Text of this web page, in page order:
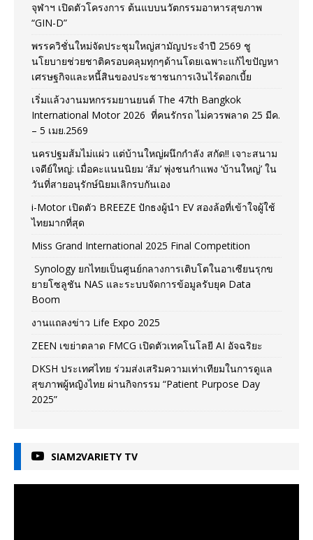
จุฬาฯ เปิดตัวโครงการ ต้นแบบนวัตกรรมอาหารสุขภาพ
“GIN-D”
พรรควิชั่นใหม่จัดประชุมใหญ่สามัญประจำปี 2569 ชู
นโยบายช่วยชาติครอบคลุมทุกๆด้านโดยเฉพาะแก้ไขปัญหา
เศรษฐกิจและหนี้สินของประชาชนการเงินไร้ดอกเบี้ย
เริ่มแล้วงานมหกรรมยานยนต์ The 47th Bangkok
International Motor 2026 ที่คนรักรถ ไม่ควรพลาด 25 มีค.
– 5 เมย.2569
นครปฐมส้มไม่แผ่ว แต่บ้านใหญ่ผนึกกำลัง สกัด!! เจาะสนาม
เจดีย์ใหญ่: เมื่อคะแนนนิยม ‘ส้ม’ พุ่งชนกำแพง ‘บ้านใหญ่’ ใน
วันที่สายอนุรักษ์นิยมเลิกรบกันเอง
i-Motor เปิดตัว BREEZE ปักธงผู้นำ EV สองล้อที่เข้าใจผู้ใช้
ไทยมากที่สุด
Miss Grand International 2025 Final Competition
Synology ยกไทยเป็นศูนย์กลางการเติบโตในอาเซียนรุกข
ยายโซลูชัน NAS และระบบจัดการข้อมูลรับยุค Data
Boom
งานแถลงข่าว Life Expo 2025
ZEEN เขย่าตลาด FMCG เปิดตัวเทคโนโลยี AI อัจฉริยะ
DKSH ประเทศไทย ร่วมส่งเสริมความเท่าเทียมในการดูแล
สุขภาพผู้หญิงไทย ผ่านกิจกรรม “Patient Purpose Day
2025”
SIAM2VARIETY TV